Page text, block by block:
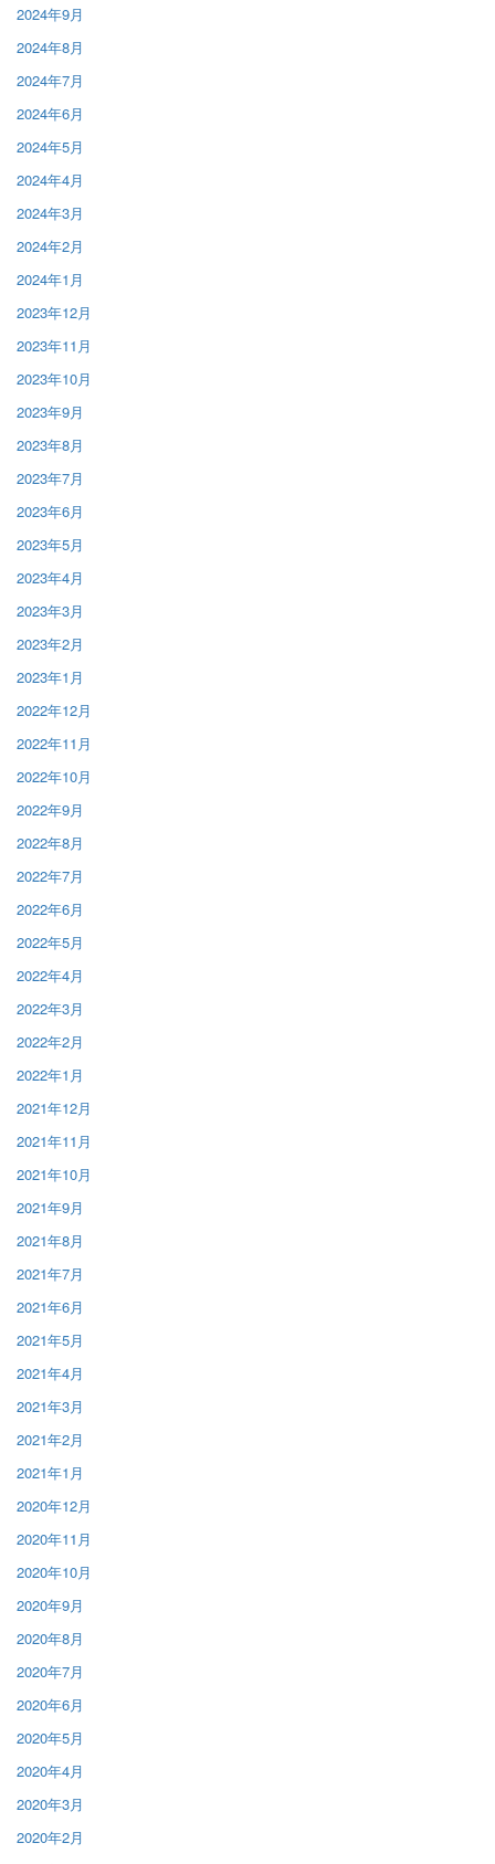
2024年9月
2024年8月
2024年7月
2024年6月
2024年5月
2024年4月
2024年3月
2024年2月
2024年1月
2023年12月
2023年11月
2023年10月
2023年9月
2023年8月
2023年7月
2023年6月
2023年5月
2023年4月
2023年3月
2023年2月
2023年1月
2022年12月
2022年11月
2022年10月
2022年9月
2022年8月
2022年7月
2022年6月
2022年5月
2022年4月
2022年3月
2022年2月
2022年1月
2021年12月
2021年11月
2021年10月
2021年9月
2021年8月
2021年7月
2021年6月
2021年5月
2021年4月
2021年3月
2021年2月
2021年1月
2020年12月
2020年11月
2020年10月
2020年9月
2020年8月
2020年7月
2020年6月
2020年5月
2020年4月
2020年3月
2020年2月